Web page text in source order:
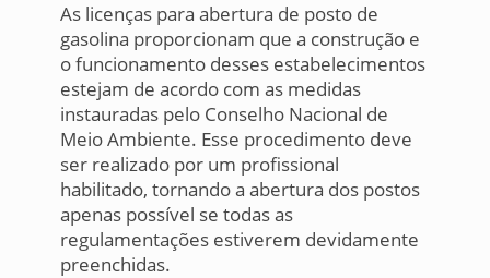
As licenças para abertura de posto de
gasolina proporcionam que a construção e
o funcionamento desses estabelecimentos
estejam de acordo com as medidas
instauradas pelo Conselho Nacional de
Meio Ambiente. Esse procedimento deve
ser realizado por um profissional
habilitado, tornando a abertura dos postos
apenas possível se todas as
regulamentações estiverem devidamente
preenchidas.